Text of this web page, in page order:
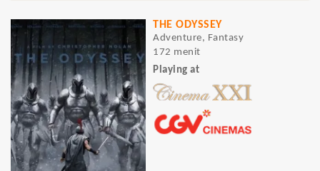
THE ODYSSEY
Adventure, Fantasy
172 menit
Playing at